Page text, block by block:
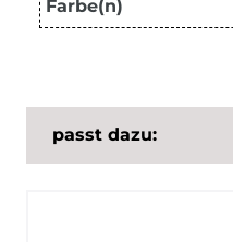
Farbe(n)
passt dazu: